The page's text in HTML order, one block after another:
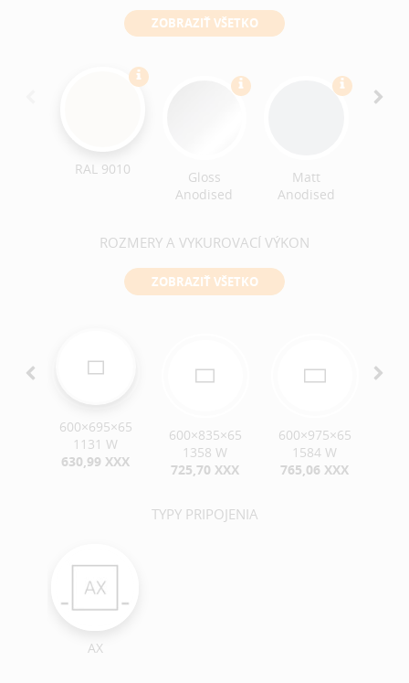
ZOBRAZIŤ VŠETKO
RAL 9010
Gloss
Anodised
Matt
Anodised
ROZMERY A VYKUROVACÍ VÝKON
ZOBRAZIŤ VŠETKO
600×695×65
1131 W
630,99 XXX
600×835×65
1358 W
725,70 XXX
600×975×65
1584 W
765,06 XXX
TYPY PRIPOJENIA
AX